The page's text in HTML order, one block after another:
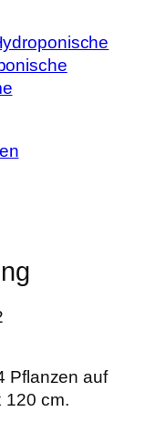
Pflanzen auf
120 cm.